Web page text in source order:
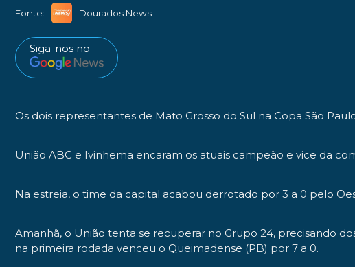
Fonte: Dourados News
Siga-nos no
Os dois representantes de Mato Grosso do Sul na Copa São
União ABC e Ivinhema encaram os atuais campeão e vice da
Na estreia, o time da capital acabou derrotado por 3 a 0 pelo
Amanhã, o União tenta se recuperar no Grupo 24, precisando
na primeira rodada venceu o Queimadense (PB) por 7 a 0.